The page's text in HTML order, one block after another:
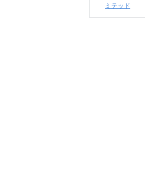
ミテッド